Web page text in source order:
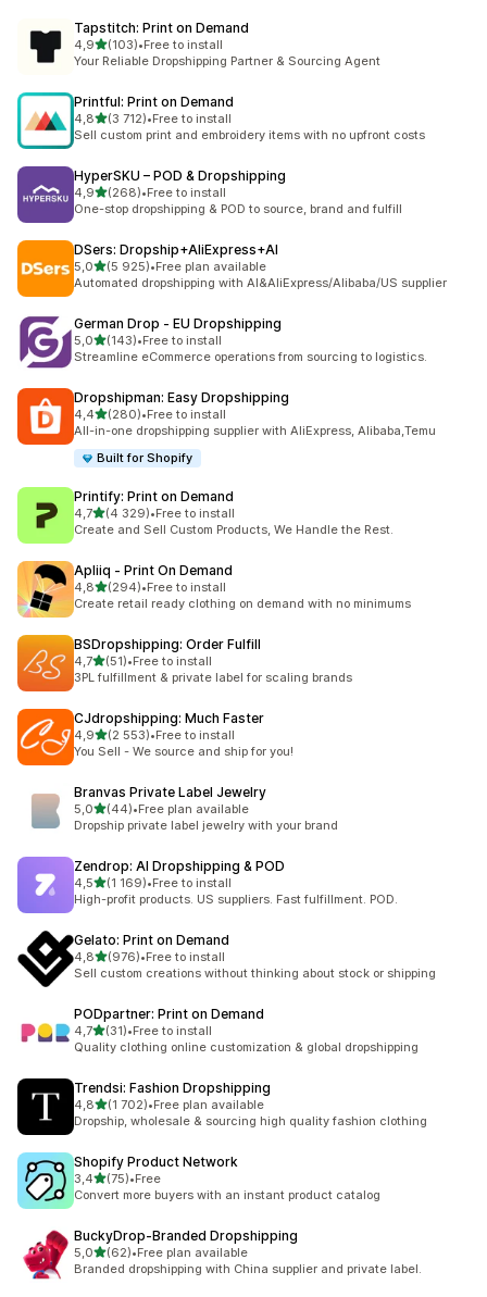
Tapstitch: Print on Demand
4,9z 5 hvězd
(103)
Celkový počet recenzí: 103
•Free to install
Your Reliable Dropshipping Partner & Sourcing Agent
Printful: Print on Demand
4,8z 5 hvězd
(3 712)
Celkový počet recenzí: 3712
•Free to install
Sell custom print and embroidery items with no upfront costs
HyperSKU – POD & Dropshipping
4,9z 5 hvězd
(268)
Celkový počet recenzí: 268
•Free to install
One-stop dropshipping & POD to source, brand and fulfill
DSers: Dropship+AliExpress+AI
5,0z 5 hvězd
(5 925)
Celkový počet recenzí: 5925
•Free plan available
Automated dropshipping with AI&AliExpress/Alibaba/US supplier
German Drop ‑ EU Dropshipping
5,0z 5 hvězd
(143)
Celkový počet recenzí: 143
•Free to install
Streamline eCommerce operations from sourcing to logistics.
Dropshipman: Easy Dropshipping
4,4z 5 hvězd
(280)
Celkový počet recenzí: 280
•Free to install
All-in-one dropshipping supplier with AliExpress, Alibaba,Temu
Built for Shopify
Printify: Print on Demand
4,7z 5 hvězd
(4 329)
Celkový počet recenzí: 4329
•Free to install
Create and Sell Custom Products, We Handle the Rest.
Apliiq ‑ Print On Demand
4,8z 5 hvězd
(294)
Celkový počet recenzí: 294
•Free to install
Create retail ready clothing on demand with no minimums
BSDropshipping: Order Fulfill
4,7z 5 hvězd
(51)
Celkový počet recenzí: 51
•Free to install
3PL fulfillment & private label for scaling brands
CJdropshipping: Much Faster
4,9z 5 hvězd
(2 553)
Celkový počet recenzí: 2553
•Free to install
You Sell - We source and ship for you!
Branvas Private Label Jewelry
5,0z 5 hvězd
(44)
Celkový počet recenzí: 44
•Free plan available
Dropship private label jewelry with your brand
Zendrop: AI Dropshipping & POD
4,5z 5 hvězd
(1 169)
Celkový počet recenzí: 1169
•Free to install
High-profit products. US suppliers. Fast fulfillment. POD.
Gelato: Print on Demand
4,8z 5 hvězd
(976)
Celkový počet recenzí: 976
•Free to install
Sell custom creations without thinking about stock or shipping
PODpartner: Print on Demand
4,7z 5 hvězd
(31)
Celkový počet recenzí: 31
•Free to install
Quality clothing online customization & global dropshipping
Trendsi: Fashion Dropshipping
4,8z 5 hvězd
(1 702)
Celkový počet recenzí: 1702
•Free plan available
Dropship, wholesale & sourcing high quality fashion clothing
Shopify Product Network
3,4z 5 hvězd
(75)
Celkový počet recenzí: 75
•Free
Convert more buyers with an instant product catalog
BuckyDrop‑Branded Dropshipping
5,0z 5 hvězd
(62)
Celkový počet recenzí: 62
•Free plan available
Branded dropshipping with China supplier and private label.